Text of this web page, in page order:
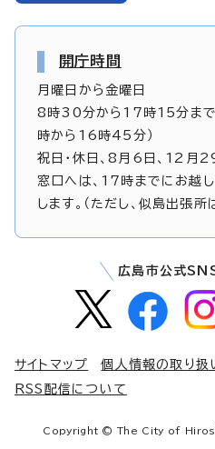
開庁時間
月曜日から金曜日
8時30分から17時15分まで
時から16時45分）
祝日・休日、8月6日、12月
窓口へは、17時までにお越
します。（ただし、似島出張
広島市公式
サイトマップ 個人情報の取り扱
RSS配信について
Copyright © The City of